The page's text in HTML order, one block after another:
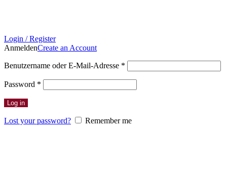
Login / Register
AnmeldenCreate an Account
Benutzername oder E-Mail-Adresse *
Password *
Log in
Lost your password? Remember me